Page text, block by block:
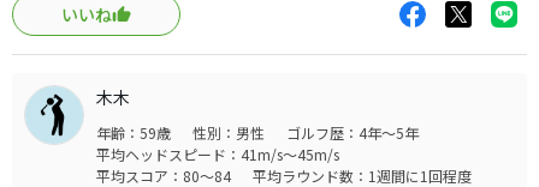
操作する腕前は持ち合わせていないので操作性は？
ただ、現在使用中の913Ｄ3+ディアマナＷ60Ｓよりはケガ
がなさそう。
飛距離もＨＤ43〜45で240前後ミート率によっては250オー
バーとなかなか！
弾道はシャフトにもよると思うが中からちょい上。
いいね
木木
年齢：59歳 性別：男性
ゴルフ歴：4年～5年
平均ヘッドスピード：41m/s～45m/s
平均スコア：80～84
平均ラウンド数：1週間に1回程度